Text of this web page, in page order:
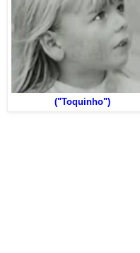
("Toquinho")